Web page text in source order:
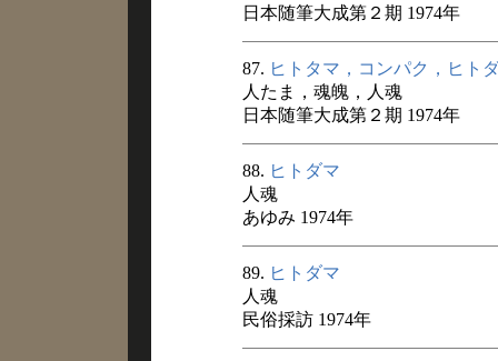
日本随筆大成第２期 1974年
87. ヒトタマ，コンパク，ヒト
人たま，魂魄，人魂
日本随筆大成第２期 1974年
88. ヒトダマ
人魂
あゆみ 1974年
89. ヒトダマ
人魂
民俗採訪 1974年